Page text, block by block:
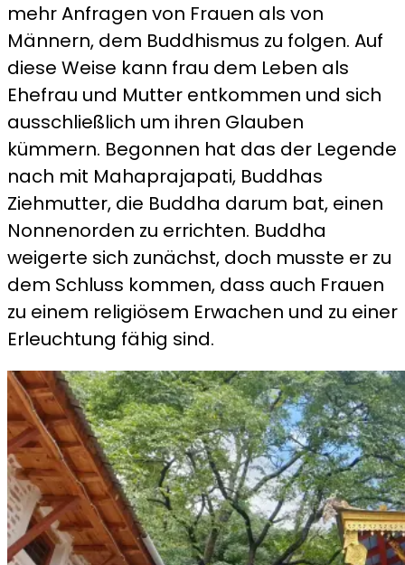
mehr Anfragen von Frauen als von
Männern, dem Buddhismus zu folgen. Auf
diese Weise kann frau dem Leben als
Ehefrau und Mutter entkommen und sich
ausschließlich um ihren Glauben
kümmern. Begonnen hat das der Legende
nach mit Mahaprajapati, Buddhas
Ziehmutter, die Buddha darum bat, einen
Nonnenorden zu errichten. Buddha
weigerte sich zunächst, doch musste er zu
dem Schluss kommen, dass auch Frauen
zu einem religiösem Erwachen und zu einer
Erleuchtung fähig sind.